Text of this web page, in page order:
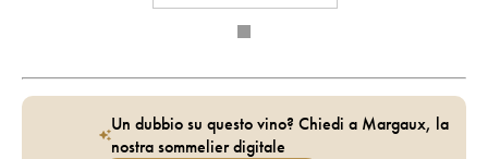
Un dubbio su questo vino? Chiedi a Margaux, la
nostra sommelier digitale